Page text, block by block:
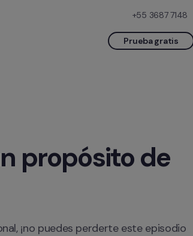
+55 3687 7148
Prueba gratis
propósito de
¡no puedes perderte este episodio